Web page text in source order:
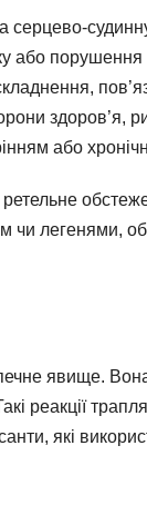
серцево-
або
здоров’я,
або
чи легенями,
явище.
реакції
які